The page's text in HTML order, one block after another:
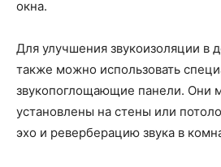
окна.
Для улучшения звукоизоляции в
также можно использовать
звукопоглощающие панели. Они
установлены на стены или
эхо и реверберацию звука в